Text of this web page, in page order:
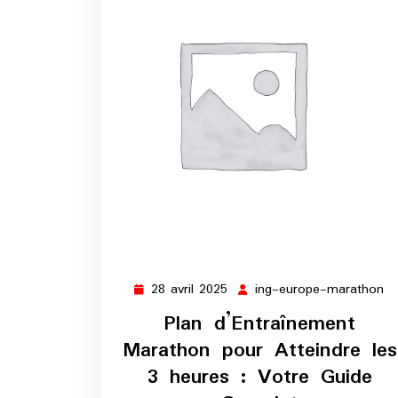
28 avril 2025 28
avril
2025
ing-europe-marathon
Plan d’Entraînement
Marathon pour Atteindre les
3 heures : Votre Guide